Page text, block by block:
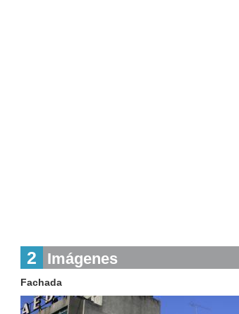
2 Imágenes
Fachada